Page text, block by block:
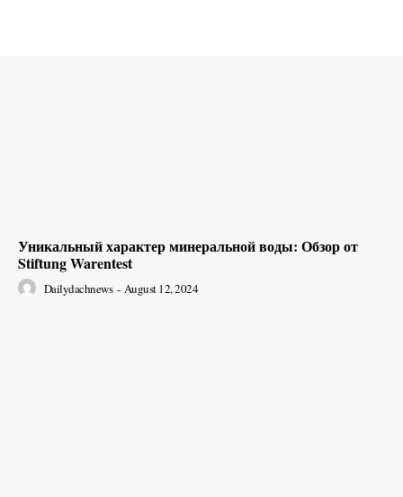
Уникальный характер минеральной воды: Обзор от
Stiftung Warentest
Dailydachnews - August 12, 2024